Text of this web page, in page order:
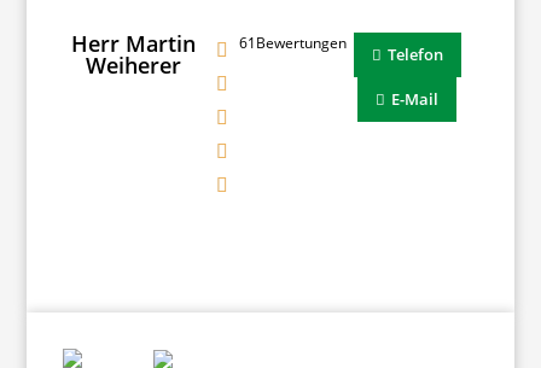
Herr Martin
Weiherer
61Bewertungen
Telefon
E-Mail